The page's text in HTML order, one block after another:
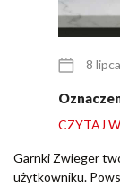
8
CZYTAJ
Garnki Zwieger
użytkowniku.